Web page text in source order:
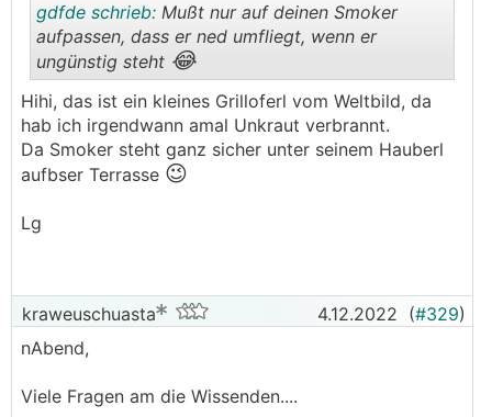
..
gdfde schrieb: Mußt nur auf deinen Smoker
aufpassen, dass er ned umfliegt, wenn er
ungünstig steht 😂
Hihi, das ist ein kleines Grilloferl vom Weltbild, da
hab ich irgendwann amal Unkraut verbrannt.
Da Smoker steht ganz sicher unter seinem Hauberl
aufbser Terrasse 😉
Lg
kraweuschuasta 4.12.2022 (#329)
nAbend,
Viele Fragen am die Wissenden....